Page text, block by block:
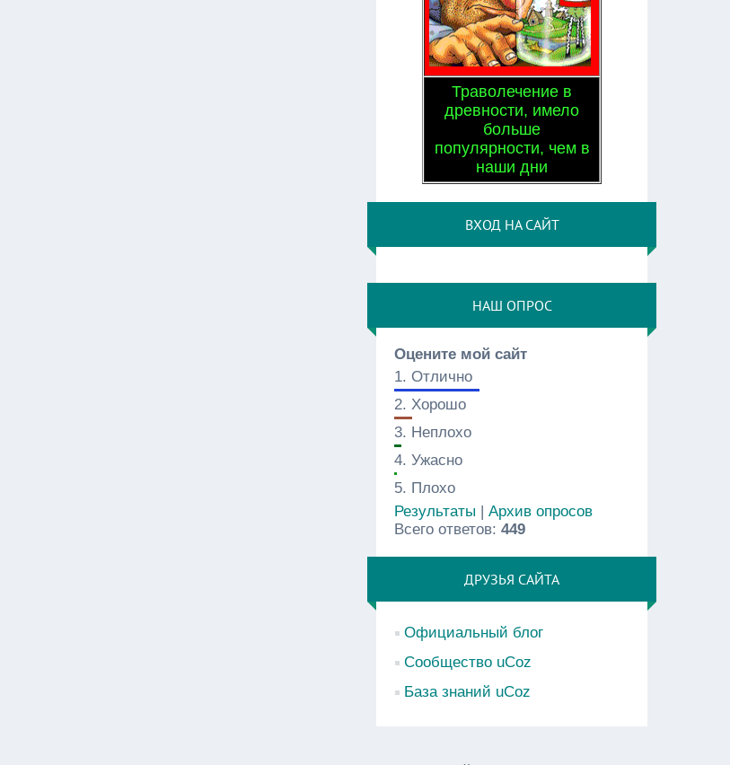
Траволечение в
древности, имело
больше
популярности, чем в
наши дни
ВХОД НА САЙТ
НАШ ОПРОС
Оцените мой сайт
1.Отлично
2.Хорошо
3. Неплохо
4.Ужасно
5. Плохо
Результаты |Архив опросов
Всего ответов:449
ДРУЗЬЯ САЙТА
Официальный блог
Сообщество uCoz
База знаний uCoz